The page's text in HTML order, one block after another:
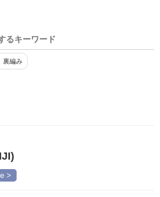
るキーワード
裏編み
>